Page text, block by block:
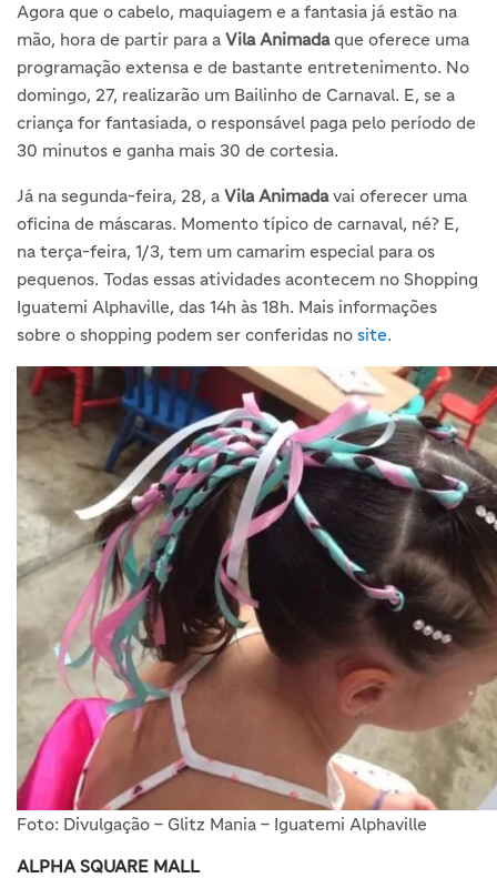
Agora que o cabelo, maquiagem e a fantasia já estão na
mão, hora de partir para a Vila Animadaque oferece uma
programação extensa e de bastante entretenimento. No
domingo, 27, realizarão um Bailinho de Carnaval. E, se a
criança for fantasiada, o responsável paga pelo período de
30 minutos e ganha mais 30 de cortesia.
Já na segunda-feira, 28, a Vila Animadavai oferecer uma
oficina de máscaras. Momento típico de carnaval, né? E,
na terça-feira, 1/3, tem um camarim especial para os
pequenos. Todas essas atividades acontecem no Shopping
Iguatemi Alphaville, das 14h às 18h. Mais informações
sobre o shopping podem ser conferidas no site.
Foto: Divulgação – Glitz Mania – Iguatemi Alphaville
ALPHA SQUARE MALL